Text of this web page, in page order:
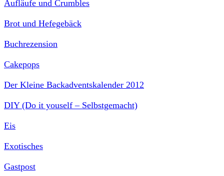
Aufläufe und Crumbles
Brot und Hefegebäck
Buchrezension
Cakepops
Der Kleine Backadventskalender 2012
DIY (Do it youself – Selbstgemacht)
Eis
Exotisches
Gastpost